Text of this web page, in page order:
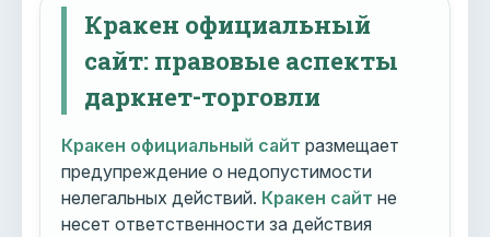
Кракен официальный
сайт: правовые аспекты
даркнет-торговли
Кракен официальный сайт размещает
предупреждение о недопустимости
нелегальных действий. Кракен сайт не
несет ответственности за действия